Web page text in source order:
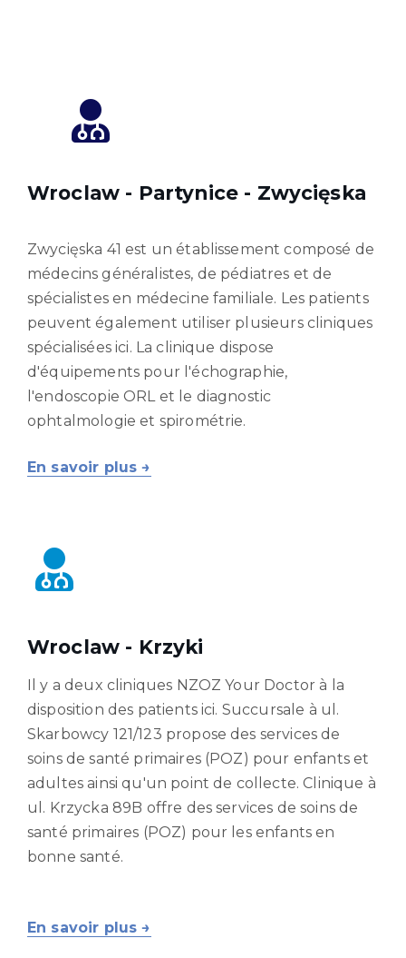
Wroclaw - Partynice - Zwycięska
Zwycięska 41 est un établissement composé de
médecins généralistes, de pédiatres et de
spécialistes en médecine familiale. Les patients
peuvent également utiliser plusieurs cliniques
spécialisées ici. La clinique dispose
d'équipements pour l'échographie,
l'endoscopie ORL et le diagnostic
ophtalmologie et spirométrie.
En savoir plus →
Wroclaw - Krzyki
Il y a deux cliniques NZOZ Your Doctor à la
disposition des patients ici. Succursale à ul.
Skarbowcy 121/123 propose des services de
soins de santé primaires (POZ) pour enfants et
adultes ainsi qu'un point de collecte. Clinique à
ul. Krzycka 89B offre des services de soins de
santé primaires (POZ) pour les enfants en
bonne santé.
En savoir plus →